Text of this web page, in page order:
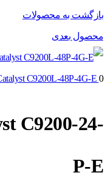
بازگشت به محصولات
محصول بعدی
C9200L-48P-4G-E 0
C9200-24-
P-E